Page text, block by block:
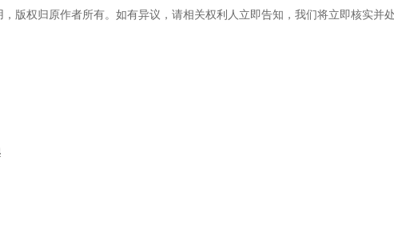
版权归原作者所有。如有异议，请相关权利人立即告知，我们将立即核实并处